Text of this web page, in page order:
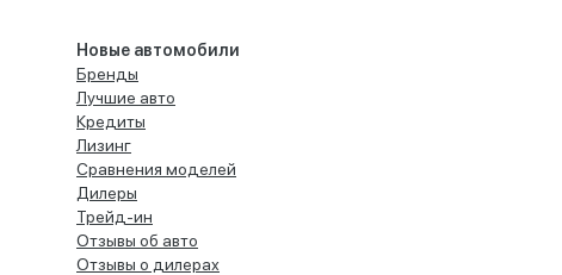
Новые автомобили
Бренды
Лучшие авто
Кредиты
Лизинг
Сравнения моделей
Дилеры
Трейд-ин
Отзывы об авто
Отзывы о дилерах